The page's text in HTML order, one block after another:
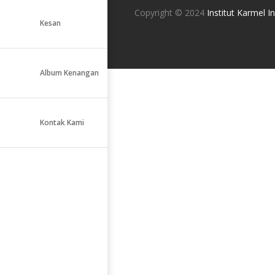
Kesan
Album Kenangan
Kontak Kami
Copyright © 2024 Institut Karmel